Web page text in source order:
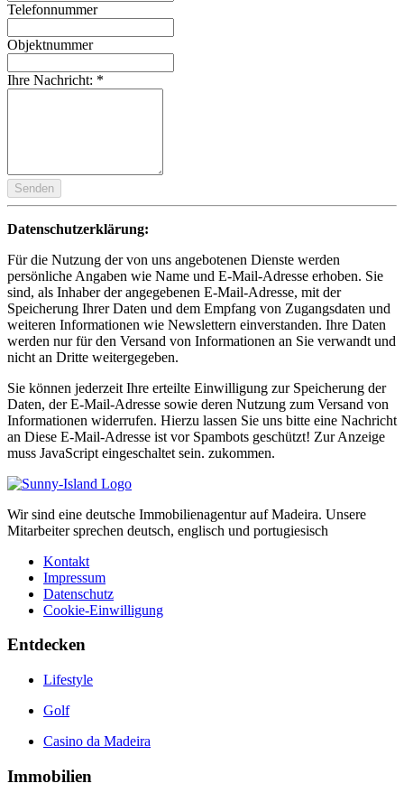
Telefonnummer
Objektnummer
Ihre Nachricht: *
Senden
Datenschutzerklärung:
Für die Nutzung der von uns angebotenen Dienste werden
persönliche Angaben wie Name und E-Mail-Adresse erhoben. Sie
sind, als Inhaber der angegebenen E-Mail-Adresse, mit der
Speicherung Ihrer Daten und dem Empfang von Zugangsdaten und
weiteren Informationen wie Newslettern einverstanden. Ihre Daten
werden nur für den Versand von Informationen an Sie verwandt und
nicht an Dritte weitergegeben.
Sie können jederzeit Ihre erteilte Einwilligung zur Speicherung der
Daten, der E-Mail-Adresse sowie deren Nutzung zum Versand von
Informationen widerrufen. Hierzu lassen Sie uns bitte eine Nachricht
an Diese E-Mail-Adresse ist vor Spambots geschützt! Zur Anzeige
muss JavaScript eingeschaltet sein. zukommen.
Wir sind eine deutsche Immobilienagentur auf Madeira. Unsere
Mitarbeiter sprechen deutsch, englisch und portugiesisch
Kontakt
Impressum
Datenschutz
Cookie-Einwilligung
Entdecken
Lifestyle
Golf
Casino da Madeira
Immobilien